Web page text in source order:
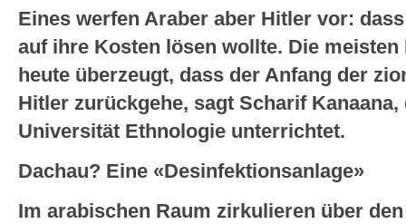
Eines werfen Araber aber Hitler vor:
auf ihre Kosten lösen wollte. Die
heute überzeugt, dass der Anfang der
Hitler zurückgehe, sagt Scharif
Universität Ethnologie unterrichtet.
Dachau? Eine «Desinfektionsanlage»
Im arabischen Raum zirkulieren über